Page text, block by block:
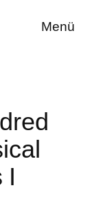
Menü
I